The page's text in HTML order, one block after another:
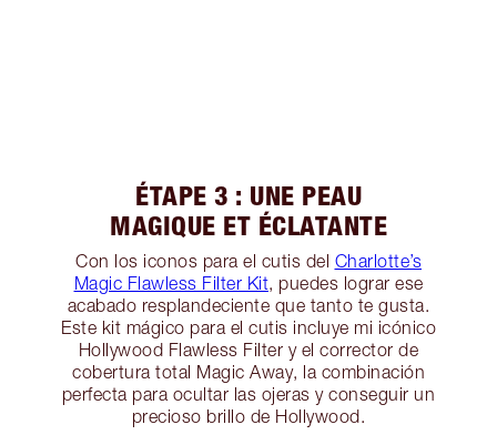
ÉTAPE 3 : UNE PEAU
MAGIQUE ET ÉCLATANTE
Con los iconos para el cutis del Charlotte’s
Magic Flawless Filter Kit, puedes lograr ese
acabado resplandeciente que tanto te gusta.
Este kit mágico para el cutis incluye mi icónico
Hollywood Flawless Filter y el corrector de
cobertura total Magic Away, la combinación
perfecta para ocultar las ojeras y conseguir un
precioso brillo de Hollywood.